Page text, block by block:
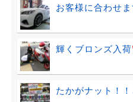
お客様に合わせま
輝くブロンズ入荷
たかがナット！